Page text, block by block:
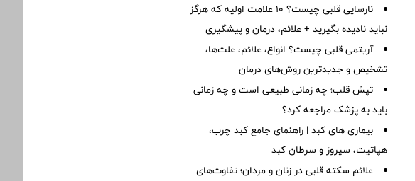
نارسایی قلبی چیست؟ ۱۰ علامت اولیه که هرگز
نباید نادیده بگیرید + علائم، درمان و پیشگیری
آریتمی قلبی چیست؟ انواع، علائم، علت‌ها،
تشخیص و جدیدترین روش‌های درمان
تپش قلب؛ چه زمانی طبیعی است و چه زمانی
باید به پزشک مراجعه کرد؟
بیماری های کبد | راهنمای جامع کبد چرب،
هپاتیت، سیروز و سرطان کبد
علائم سکته قلبی در زنان و مردان؛ تفاوت‌های